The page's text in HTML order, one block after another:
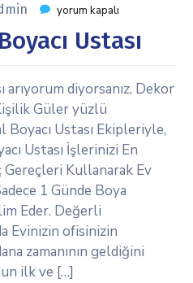
yorum kapalı
Ustası
arıyorum diyorsanız, Dekor
Güler yüzlü
Boyacı Ustası Ekipleriyle,
Ustası İşlerinizi En
Kullanarak Ev
1 Günde Boya
Eder. Değerli
Evinizin ofisinizin
zamanının geldiğini
ilk ve […]